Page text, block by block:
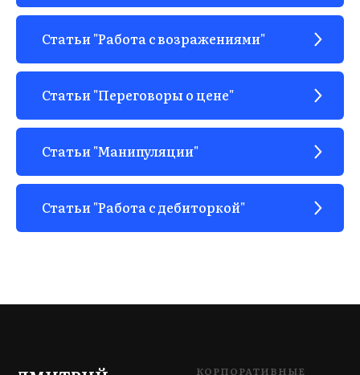
Статьи "Работа с возражениями"
Статьи "Переговоры о цене"
Статьи "Манипуляции"
Статьи "Работа с дебиторкой"
КОРПОРАТИВНЫЕ